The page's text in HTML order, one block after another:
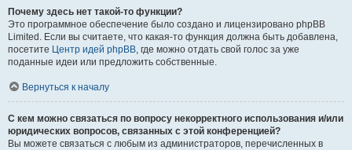
Почему здесь нет такой-то функции?
Это программное обеспечение было создано и лицензировано phpBB
Limited. Если вы считаете, что какая-то функция должна быть добавлена,
посетите Центр идей phpBB, где можно отдать свой голос за уже
поданные идеи или предложить собственные.
Вернуться к началу
С кем можно связаться по вопросу некорректного использования и/или
юридических вопросов, связанных с этой конференцией?
Вы можете связаться с любым из администраторов, перечисленных в